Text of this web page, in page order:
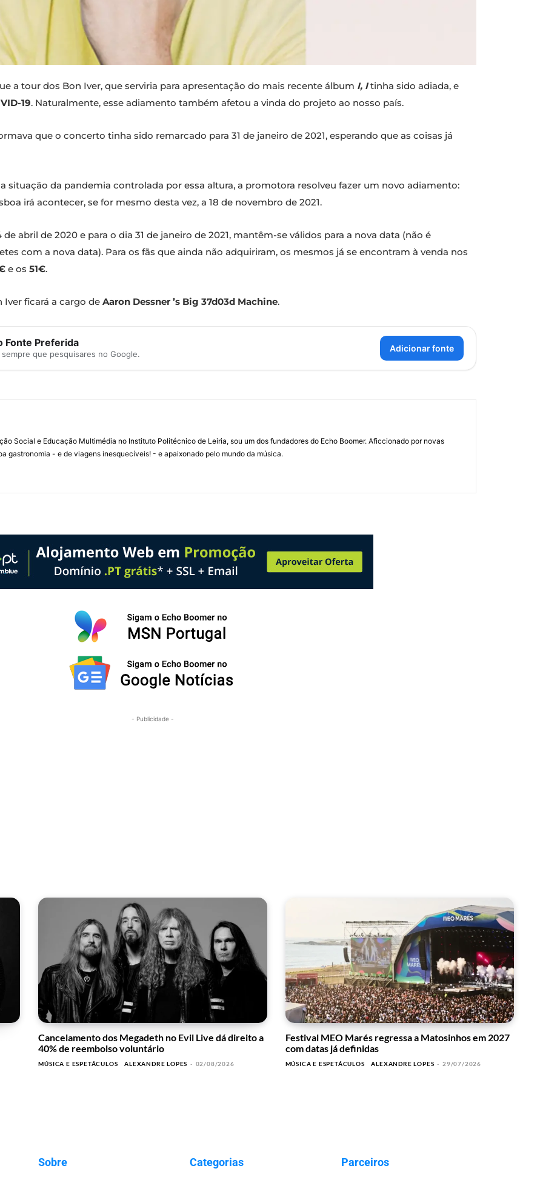
a tour dos Bon Iver, que serviria para apresentação do mais recente álbum I, Itinha sido adiada, e
19. Naturalmente, esse adiamento também afetou a vinda do projeto ao nosso país.
que o concerto tinha sido remarcado para 31 de janeiro de 2021, esperando que as coisas já
situação da pandemia controlada por essa altura, a promotora resolveu fazer um novo adiamento:
irá acontecer, se for mesmo desta vez, a 18 de novembro de 2021.
abril de 2020 e para o dia 31 de janeiro de 2021, mantêm-se válidos para a nova data (não é
com a nova data). Para os fãs que ainda não adquiriram, os mesmos já se encontram à venda nos
e os 51€.
ficará a cargo de Aaron Dessner ’s Big 37d03d Machine.
Fonte Preferida
que pesquisares no Google.
Adicionar fonte
Social e Educação Multimédia no Instituto Politécnico de Leiria, sou um dos fundadores do Echo Boomer. Aficcionado por novas
gastronomia - e de viagens inesquecíveis! - e apaixonado pelo mundo da música.
- Publicidade -
Cancelamento dos Megadeth no Evil Live dá direito a
40% de reembolso voluntário
MÚSICA E ESPETÁCULOS ALEXANDRE LOPES - 02/08/2026
Festival MEO Marés regressa a Matosinhos em 2027
com datas já definidas
MÚSICA E ESPETÁCULOS ALEXANDRE LOPES - 29/07/2026
Sobre Categorias Parceiros